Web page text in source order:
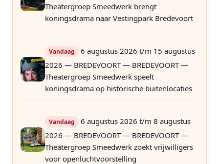
Theatergroep Smeedwerk brengt
koningsdrama naar Vestingpark Bredevoort
Vandaag
6 augustus 2026 t/m 15 augustus
2026 — BREDEVOORT — BREDEVOORT —
Theatergroep Smeedwerk speelt
koningsdrama op historische buitenlocaties
Vandaag
6 augustus 2026 t/m 8 augustus
2026 — BREDEVOORT — BREDEVOORT —
Theatergroep Smeedwerk zoekt vrijwilligers
voor openluchtvoorstelling